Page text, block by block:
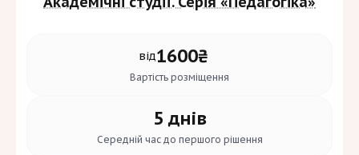
від1600₴
Вартість розміщення
5 днів
Середній час до першого рішення